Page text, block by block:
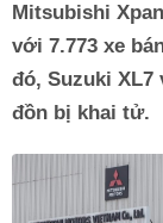
Mitsubishi
với 7.773 xe
đó, Suzuki
đồn bị khai tử.